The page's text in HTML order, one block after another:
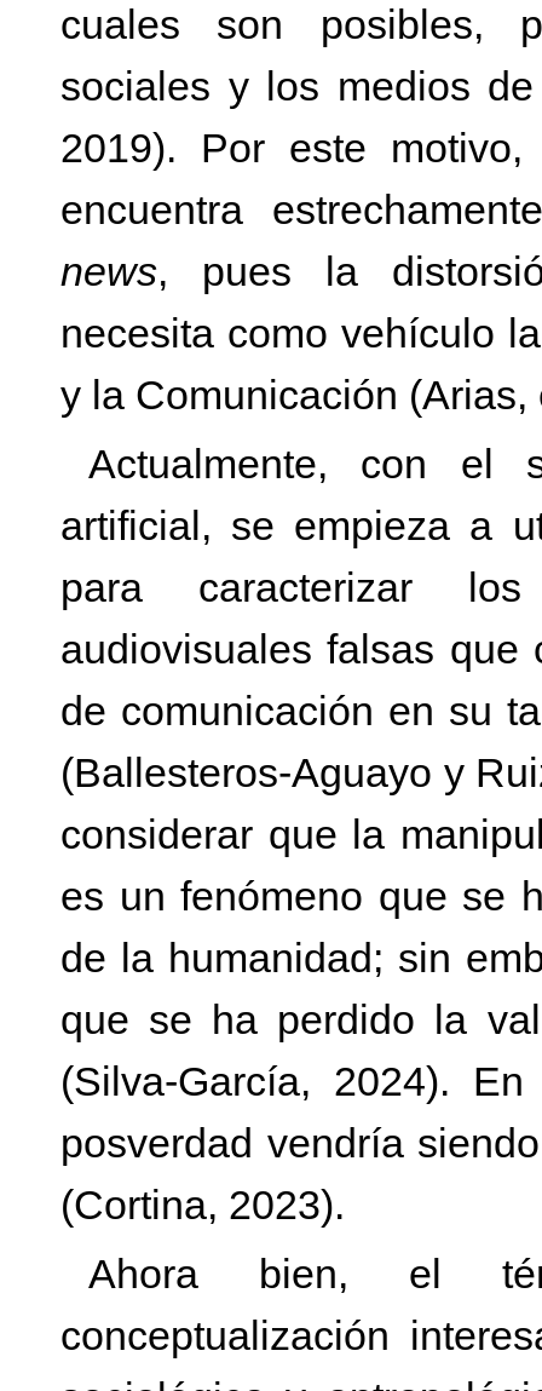
cuales son posibles,
sociales y los medios
2019). Por este
encuentra
news, pues la
necesita como vehículo
y la Comunicación (Arias,
Actualmente, con el
artificial, se empieza a
para caracterizar
audiovisuales falsas que
de comunicación en su
(Ballesteros-Aguayo y
considerar que la
es un fenómeno que se
de la humanidad; sin
que se ha perdido la
(Silva-García, 2024).
posverdad vendría
(Cortina, 2023).
Ahora bien, el
conceptualización